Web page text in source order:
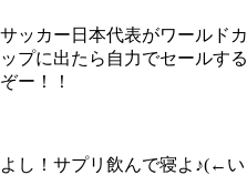
サッカー日本代表がワールドカ
ップに出たら自力でセールする
ぞー！！
よし！サプリ飲んで寝よ♪(←い